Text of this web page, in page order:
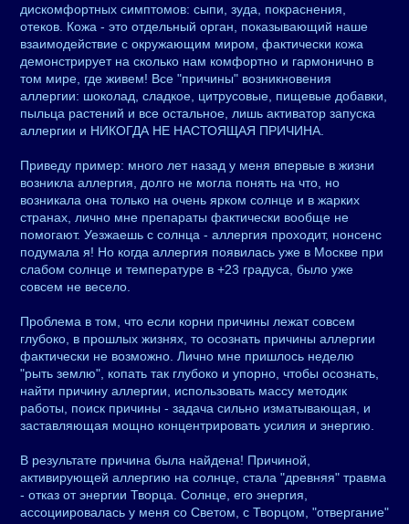
дискомфортных симптомов: сыпи, зуда, покраснения,
отеков. Кожа - это отдельный орган, показывающий наше
взаимодействие с окружающим миром, фактически кожа
демонстрирует на сколько нам комфортно и гармонично в
том мире, где живем! Все "причины" возникновения
аллергии: шоколад, сладкое, цитрусовые, пищевые добавки,
пыльца растений и все остальное, лишь активатор запуска
аллергии и НИКОГДА НЕ НАСТОЯЩАЯ ПРИЧИНА.
Приведу пример: много лет назад у меня впервые в жизни
возникла аллергия, долго не могла понять на что, но
возникала она только на очень ярком солнце и в жарких
странах, лично мне препараты фактически вообще не
помогают. Уезжаешь с солнца - аллергия проходит, нонсенс
подумала я! Но когда аллергия появилась уже в Москве при
слабом солнце и температуре в +23 градуса, было уже
совсем не весело.
Проблема в том, что если корни причины лежат совсем
глубоко, в прошлых жизнях, то осознать причины аллергии
фактически не возможно. Лично мне пришлось неделю
"рыть землю", копать так глубоко и упорно, чтобы осознать,
найти причину аллергии, использовать массу методик
работы, поиск причины - задача сильно изматывающая, и
заставляющая мощно концентрировать усилия и энергию.
В результате причина была найдена! Причиной,
активирующей аллергию на солнце, стала "древняя" травма
- отказ от энергии Творца. Солнце, его энергия,
ассоциировалась у меня со Светом, с Творцом, "отвергание"